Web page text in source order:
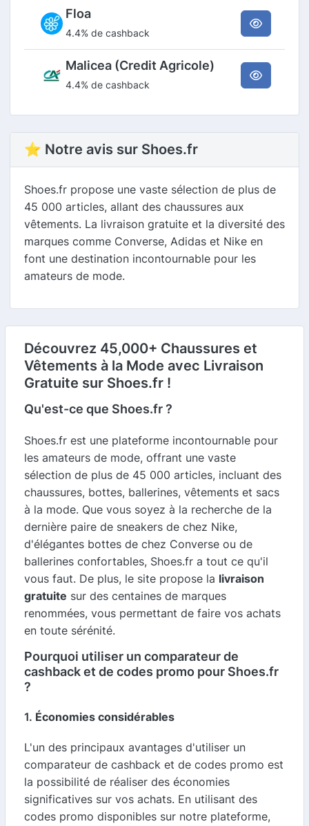
Floa
4.4% de cashback
Malicea (Credit Agricole)
4.4% de cashback
⭐ Notre avis sur Shoes.fr
Shoes.fr propose une vaste sélection de plus de
45 000 articles, allant des chaussures aux
vêtements. La livraison gratuite et la diversité des
marques comme Converse, Adidas et Nike en
font une destination incontournable pour les
amateurs de mode.
Découvrez 45,000+ Chaussures et
Vêtements à la Mode avec Livraison
Gratuite sur Shoes.fr !
Qu'est-ce que Shoes.fr ?
Shoes.fr est une plateforme incontournable pour
les amateurs de mode, offrant une vaste
sélection de plus de 45 000 articles, incluant des
chaussures, bottes, ballerines, vêtements et sacs
à la mode. Que vous soyez à la recherche de la
dernière paire de sneakers de chez Nike,
d'élégantes bottes de chez Converse ou de
ballerines confortables, Shoes.fr a tout ce qu'il
vous faut. De plus, le site propose la livraison
gratuite sur des centaines de marques
renommées, vous permettant de faire vos achats
en toute sérénité.
Pourquoi utiliser un comparateur de
cashback et de codes promo pour Shoes.fr
?
1. Économies considérables
L'un des principaux avantages d'utiliser un
comparateur de cashback et de codes promo est
la possibilité de réaliser des économies
significatives sur vos achats. En utilisant des
codes promo disponibles sur notre plateforme,